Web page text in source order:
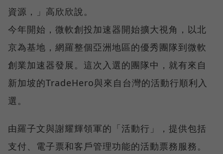
資源，」高欣欣說。
今年開始，微軟創投加速器開始擴大視角，以北
京為基地，網羅整個亞洲地區的優秀團隊到微軟
創業加速器發展。這次入選的團隊中，就有來自
新加坡的TradeHero與來自台灣的活動行順利入
選。
由羅子文與謝耀輝領軍的「活動行」，提供包括
支付、電子票和客戶管理功能的活動票務服務。